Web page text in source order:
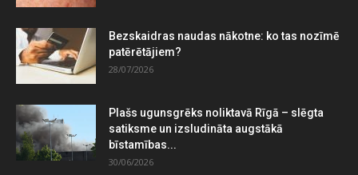
Bezskaidras naudas nākotne: ko tas nozīmē
patērētājiem?
28/07/2026
Plašs ugunsgrēks noliktavā Rīgā – slēgta
satiksme un izsludināta augstākā
bīstamības...
30/06/2026